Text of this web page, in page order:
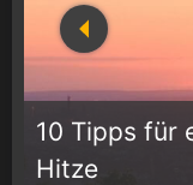
10 Tipps für
Hitze